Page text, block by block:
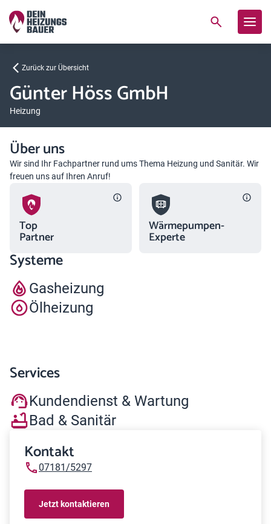
Zurück zur Übersicht
Günter Höss GmbH
Heizung
Über uns
Wir sind Ihr Fachpartner rund ums Thema Heizung und Sanitär. Wir
freuen uns auf Ihren Anruf!
Top
Partner
Wärmepumpen-
Experte
Systeme
Gasheizung
Ölheizung
Services
Kundendienst & Wartung
Bad & Sanitär
Kontakt
07181/5297
Jetzt kontaktieren